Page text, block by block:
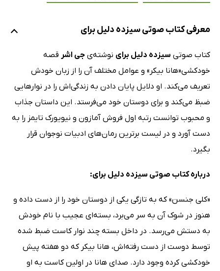
معرفی کتاب صوتی سیزده دلیل برای
کتاب صوتی سیزده دلیل برای نوشته‌ی جی اشر قصه
خودکشی«هانا بیکر» و عوامل مختلف آن را از زبان خودش
تعریف می‌کند. او دلایل پایان دادن به زندگی‌اش را در نوارهایی
ضبظ می‌کند و برای دوستان خود می‌فرستد. این داستان جذاب
و محبوب توانست رتبه اول فروش آمازون و نیویورک تایمز را به
دست آورد و در لیست برترین رمان‌های ادبیات نوجوان قرار
بگیرد.
درباره کتاب صوتی سیزده دلیل برای:
«کلی جنسن» که به تازگی یکی از دوستان خود را از دست داده و
هنوز در شوک آن به سر می‌برد، بسته‌ای عجیب با نام خودش
به دستش می‌رسد. در داخل بسته چند نوار کاست ضبط شده
توسط دوست از دست رفته‌اش، هانا بیکر که دو هفته پیش
خودکشی کرده وجود دارد. صدای هانا در اولین کاست به او